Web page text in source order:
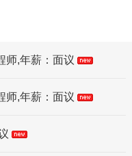
师,年薪：面议
师,年薪：面议